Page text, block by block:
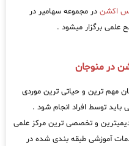
اکشن در مجموعه سهامیر در
علمی برگزار میشود .
در منوجان
مهم ترین و حیاتی ترین موردی
باید توسط افراد انجام شود .
و تخصصی ترین مرکز علمی
آموزشی طبقه بندی شده در